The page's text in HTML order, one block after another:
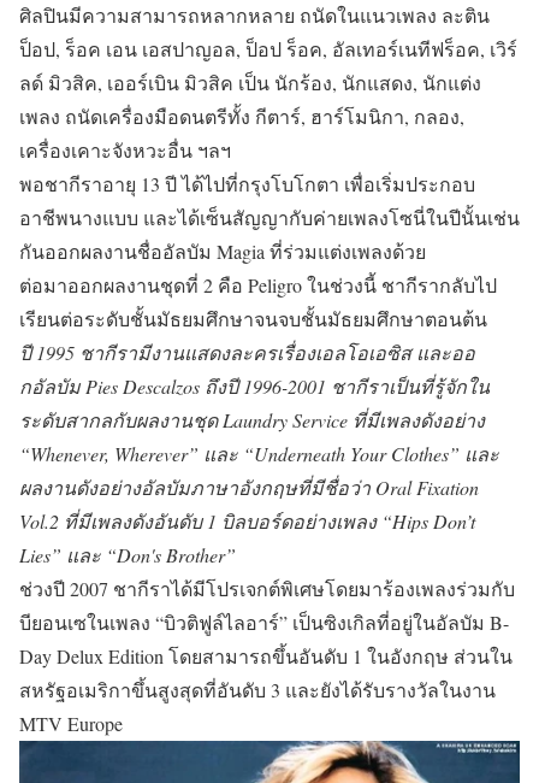
ศิลปินมีความสามารถหลากหลาย ถนัดในแนวเพลง ละติน
ป็อป, ร็อค เอน เอสปาญอล, ป็อป ร็อค, อัลเทอร์เนทีฟร็อค, เวิร์
ลด์ มิวสิค, เออร์เบิน มิวสิค เป็น นักร้อง, นักแสดง, นักแต่ง
เพลง ถนัดเครื่องมือดนตรีทั้ง กีตาร์, ฮาร์โมนิกา, กลอง,
เครื่องเคาะจังหวะอื่น ฯลฯ
พอชากีราอายุ 13 ปี ได้ไปที่กรุงโบโกตา เพื่อเริ่มประกอบ
อาชีพนางแบบ และได้เซ็นสัญญากับค่ายเพลงโซนี่ในปีนั้นเช่น
กันออกผลงานชื่ออัลบัม Magia ที่ร่วมแต่งเพลงด้วย
ต่อมาออกผลงานชุดที่ 2 คือ Peligro ในช่วงนี้ ชากีรากลับไป
เรียนต่อระดับชั้นมัธยมศึกษาจนจบชั้นมัธยมศึกษาตอนต้น
ปี 1995 ชากีรามีงานแสดงละครเรื่องเอลโอเอซิส และออ
กอัลบัม Pies Descalzos ถึงปี 1996-2001 ชากีราเป็นที่รู้จักใน
ระดับสากลกับผลงานชุด Laundry Service ที่มีเพลงดังอย่าง
“Whenever, Wherever” และ “Underneath Your Clothes” และ
ผลงานดังอย่างอัลบัมภาษาอังกฤษที่มีชื่อว่า Oral Fixation
Vol.2 ที่มีเพลงดังอันดับ 1 บิลบอร์ดอย่างเพลง “Hips Don’t
Lies” และ “Don's Brother”
ช่วงปี 2007 ชากีราได้มีโปรเจกต์พิเศษโดยมาร้องเพลงร่วมกับ
บียอนเซในเพลง “บิวติฟูล์ไลอาร์” เป็นซิงเกิลที่อยู่ในอัลบัม B-
Day Delux Edition โดยสามารถขึ้นอันดับ 1 ในอังกฤษ ส่วนใน
สหรัฐอเมริกาขึ้นสูงสุดที่อันดับ 3 และยังได้รับรางวัลในงาน
MTV Europe